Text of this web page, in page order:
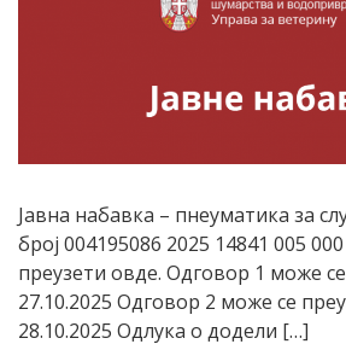
Јавна набавка – пнеуматика за
број 004195086 2025 14841 005
преузети овде. Одговор 1 може
27.10.2025 Одговор 2 може се
28.10.2025 Одлука о додели […]